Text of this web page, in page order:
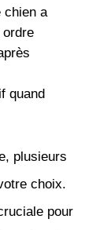
chien a
ordre
quand
plusieurs
choix.
pour